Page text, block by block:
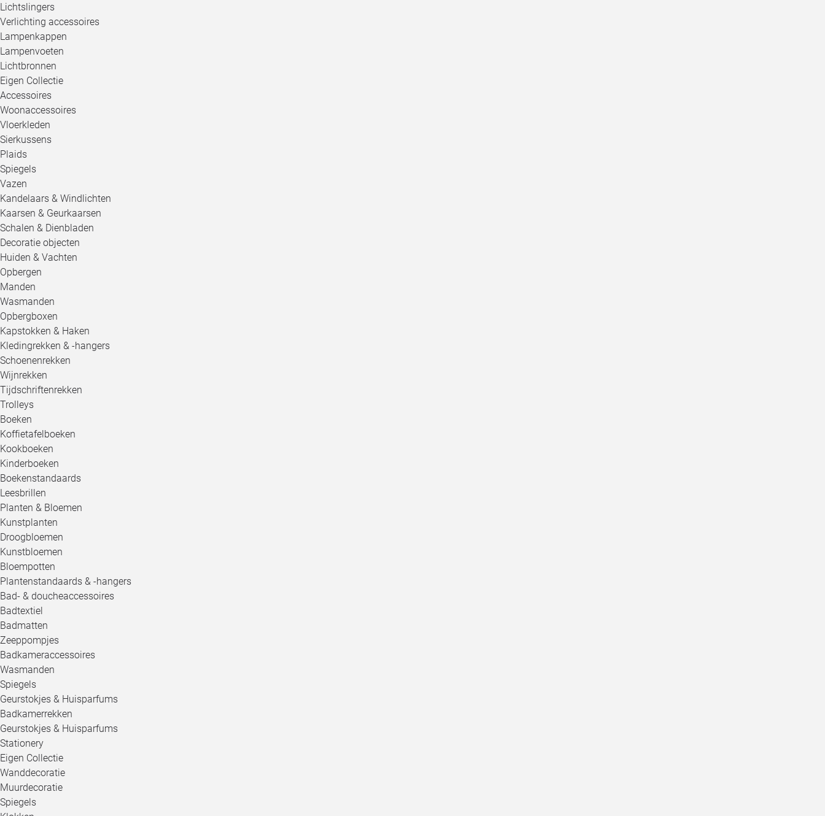
Lichtslingers
Verlichting accessoires
Lampenkappen
Lampenvoeten
Lichtbronnen
Eigen Collectie
Accessoires
Woonaccessoires
Vloerkleden
Sierkussens
Plaids
Spiegels
Vazen
Kandelaars & Windlichten
Kaarsen & Geurkaarsen
Schalen & Dienbladen
Decoratie objecten
Huiden & Vachten
Opbergen
Manden
Wasmanden
Opbergboxen
Kapstokken & Haken
Kledingrekken & -hangers
Schoenenrekken
Wijnrekken
Tijdschriftenrekken
Trolleys
Boeken
Koffietafelboeken
Kookboeken
Kinderboeken
Boekenstandaards
Leesbrillen
Planten & Bloemen
Kunstplanten
Droogbloemen
Kunstbloemen
Bloempotten
Plantenstandaards & -hangers
Bad- & doucheaccessoires
Badtextiel
Badmatten
Zeeppompjes
Badkameraccessoires
Wasmanden
Spiegels
Geurstokjes & Huisparfums
Badkamerrekken
Geurstokjes & Huisparfums
Stationery
Eigen Collectie
Wanddecoratie
Muurdecoratie
Spiegels